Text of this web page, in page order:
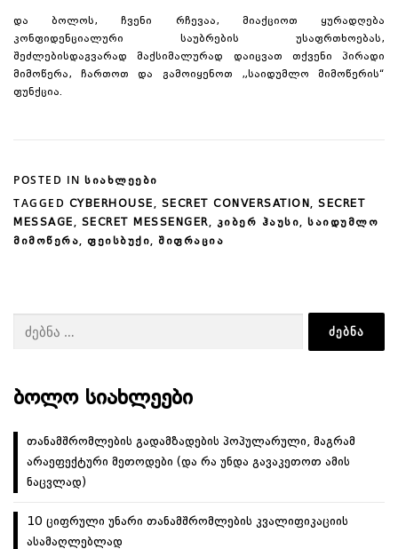
და ბოლოს, ჩვენი რჩევაა, მიაქციოთ ყურადღება
კონფიდენციალური საუბრების უსაფრთხოებას,
შეძლებისდაგვარად მაქსიმალურად დაიცვათ თქვენი პირადი
მიმოწერა, ჩართოთ და გამოიყენოთ „საიდუმლო მიმოწერის“
ფუნქცია.
POSTED IN ᲡᲘᲐᲮᲚᲔᲔᲑᲘ
TAGGED CYBERHOUSE, SECRET CONVERSATION , SECRET
MESSAGE, SECRET MESSENGER, ᲙᲘᲑᲔᲠ ᲰᲐᲣᲡᲘ, ᲡᲐᲘᲓᲣᲛᲚᲝ
ᲛᲘᲛᲝᲬᲔᲠᲐ, ᲤᲔᲘᲡᲑᲣᲥᲘ, ᲨᲘᲤᲠᲐᲪᲘᲐ
ᲑᲝᲚᲝ ᲡᲘᲐᲮᲚᲔᲔᲑᲘ
თანამშრომლების გადამზადების პოპულარული, მაგრამ
არაეფექტური მეთოდები (და რა უნდა გავაკეთოთ ამის
ნაცვლად)
10 ციფრული უნარი თანამშრომლების კვალიფიკაციის
ასამაღლებლად